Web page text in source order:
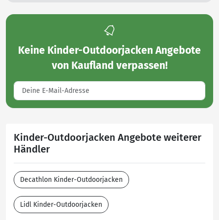
Keine Kinder-Outdoorjacken Angebote
von Kaufland verpassen!
Kinder-Outdoorjacken Angebote weiterer
Händler
Decathlon Kinder-Outdoorjacken
Lidl Kinder-Outdoorjacken